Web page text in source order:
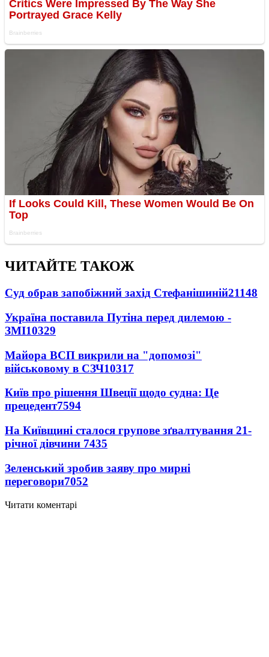
ЧИТАЙТЕ ТАКОЖ
Суд обрав запобіжний захід Стефанішиній21148
Україна поставила Путіна перед дилемою -
ЗМІ10329
Майора ВСП викрили на "допомозі"
військовому в СЗЧ10317
Київ про рішення Швеції щодо судна: Це
прецедент7594
На Київщині сталося групове зґвалтування 21-
річної дівчини 7435
Зеленський зробив заяву про мирні
переговори7052
Читати коментарі